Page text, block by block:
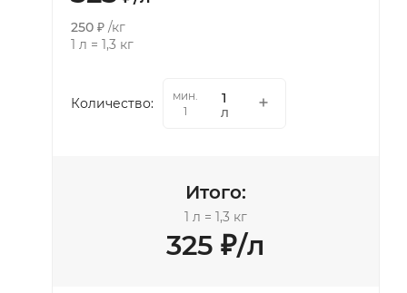
250 ₽ /кг
1 л =1,3 кг
Количество:
мин.
1
л
Итого:
1 л = 1,3 кг
325 ₽/л